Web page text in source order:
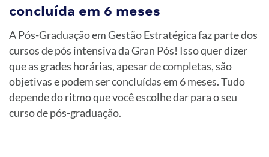
concluída em 6 meses
A Pós-Graduação em Gestão Estratégica faz parte dos
cursos de pós intensiva da Gran Pós! Isso quer dizer
que as grades horárias, apesar de completas, são
objetivas e podem ser concluídas em 6 meses. Tudo
depende do ritmo que você escolhe dar para o seu
curso de pós-graduação.